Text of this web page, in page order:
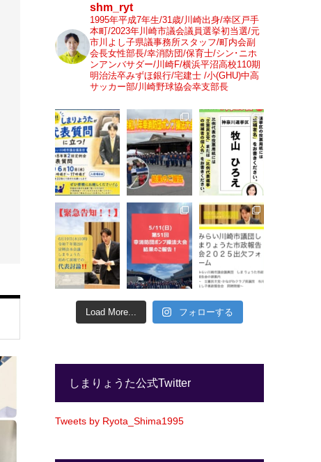
shm_ryt
1995年平成7年生/31歳/川崎出身/幸区戸手
本町/2023年川崎市議会議員選挙初当選/元
市川よし子県議事務所スタッフ/町内会副
会長女性部長/幸消防団/保育士/シン･ニホ
ンアンバサダー/川崎F/横浜平沼高校110期
明治法卒みずほ銀行/宅建士 /小(GHU)中高
サッカー部/川崎野球協会幸支部長
Load More... フォローする
しまりょうた公式Twitter
Tweets by Ryota_Shima1995